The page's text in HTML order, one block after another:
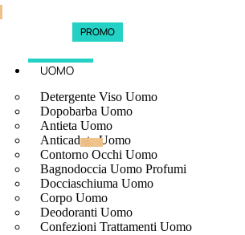
UOMO
Detergente Viso Uomo
Dopobarba Uomo
Antieta Uomo
Anticaduta Uomo
Contorno Occhi Uomo
Bagnodoccia Uomo Profumi
Docciaschiuma Uomo
Corpo Uomo
Deodoranti Uomo
Confezioni Trattamenti Uomo
PROMO